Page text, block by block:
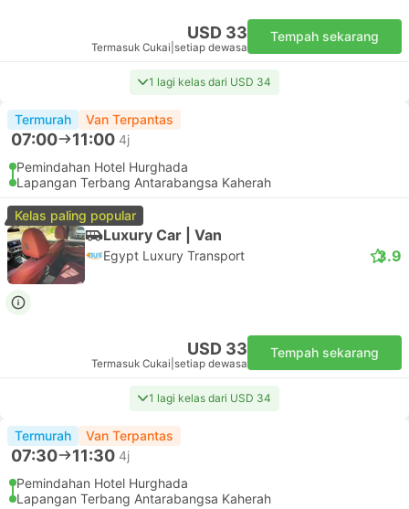
USD 33
Termasuk Cukai setiap dewasa
Tempah sekarang
1 lagi kelas dari USD 34
Termurah Van Terpantas
07:00 11:00 4j
Pemindahan Hotel Hurghada
Lapangan Terbang Antarabangsa Kaherah
Kelas paling popular
Luxury Car | Van
Egypt Luxury Transport 3.9
USD 33
Termasuk Cukai setiap dewasa
Tempah sekarang
1 lagi kelas dari USD 34
Termurah Van Terpantas
07:30 11:30 4j
Pemindahan Hotel Hurghada
Lapangan Terbang Antarabangsa Kaherah